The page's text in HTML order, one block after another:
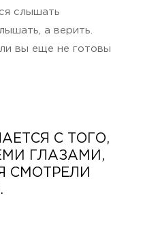
слышать
а верить.
вы еще не готовы
С ТОГО,
ГЛАЗАМИ,
СМОТРЕЛИ